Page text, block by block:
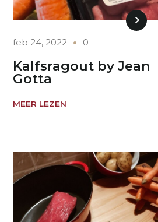
feb 24, 2022 0
Kalfsragout by Jean
Gotta
MEER LEZEN